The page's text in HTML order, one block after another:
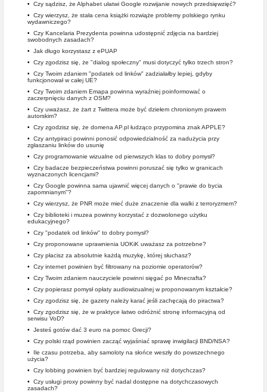
• Czy sądzisz, że Alphabet ułatwi Google rozwijanie nowych przedsięwzięć?
• Czy wierzysz, że stała cena książki rozwiąże problemy polskiego rynku
wydawniczego?
• Czy Kancelaria Prezydenta powinna udostępnić zdjęcia na bardziej
swobodnych zasadach?
• Jak długo korzystasz z ePUAP
• Czy zgodzisz się, że "dialog społeczny" musi dotyczyć tylko trzech stron?
• Czy Twoim zdaniem "podatek od linków" zadziałałby lepiej, gdyby
funkcjonował w całej UE?
• Czy Twoim zdaniem Emapa powinna wyraźniej poinformować o
zaczerpnięciu danych z OSM?
• Czy uważasz, że żart z Twittera może być dziełem chronionym prawem
autorskim?
• Czy zgodzisz się, że domena AP.pl łudząco przypomina znak APPLE?
• Czy antypiraci powinni ponosić odpowiedzialność za nadużycia przy
zgłaszaniu linków do usunię
• Czy programowanie wizualne od pierwszych klas to dobry pomysł?
• Czy badacze bezpieczeństwa powinni poruszać się tylko w granicach
wyznaczonych licencjami?
• Czy Google powinna sama ujawnić więcej danych o "prawie do bycia
zapomnianym"?
• Czy wierzysz, że PNR może mieć duże znaczenie dla walki z terroryzmem?
• Czy biblioteki i muzea powinny korzystać z dozwolonego użytku
edukacyjnego?
• Czy "podatek od linków" to dobry pomysł?
• Czy proponowane uprawnienia UOKiK uważasz za potrzebne?
• Czy płacisz za absolutnie każdą muzykę, której słuchasz?
• Czy internet powinien być filtrowany na poziomie operatorów?
• Czy Twoim zdaniem nauczyciele powinni sięgać po Minecrafta?
• Czy popierasz pomysł opłaty audiowizualnej w proponowanym kształcie?
• Czy zgodzisz się, że gazety należy karać jeśli zachęcają do piractwa?
• Czy zgodzisz się, że w praktyce łatwo odróżnić stronę informacyjną od
serwisu VoD?
• Jesteś gotów dać 3 euro na pomoc Grecji?
• Czy polski rząd powinien zacząć wyjaśniać sprawę inwigilacji BND/NSA?
• Ile czasu potrzeba, aby samoloty na słońce weszły do powszechnego
użycia?
• Czy lobbing powinien być bardziej regulowany niż dotychczas?
• Czy usługi proxy powinny być nadal dostępne na dotychczasowych
zasadach?